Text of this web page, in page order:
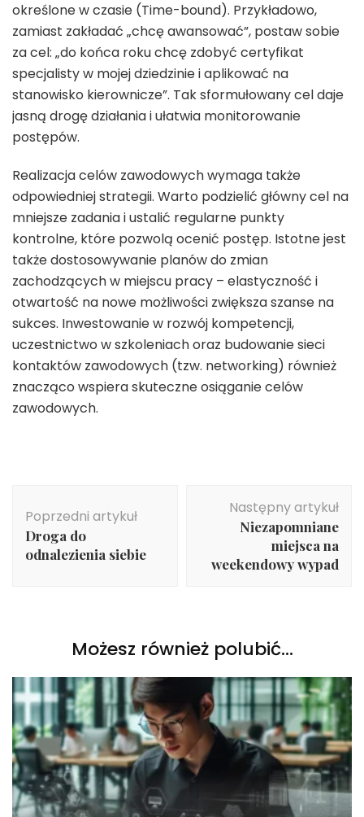
określone w czasie (Time-bound). Przykładowo,
zamiast zakładać „chcę awansować”, postaw sobie
za cel: „do końca roku chcę zdobyć certyfikat
specjalisty w mojej dziedzinie i aplikować na
stanowisko kierownicze”. Tak sformułowany cel daje
jasną drogę działania i ułatwia monitorowanie
postępów.
Realizacja celów zawodowych wymaga także
odpowiedniej strategii. Warto podzielić główny cel na
mniejsze zadania i ustalić regularne punkty
kontrolne, które pozwolą ocenić postęp. Istotne jest
także dostosowywanie planów do zmian
zachodzących w miejscu pracy – elastyczność i
otwartość na nowe możliwości zwiększa szanse na
sukces. Inwestowanie w rozwój kompetencji,
uczestnictwo w szkoleniach oraz budowanie sieci
kontaktów zawodowych (tzw. networking) również
znacząco wspiera skuteczne osiąganie celów
zawodowych.
wpisu
Poprzedni artykuł
Droga do
odnalezienia siebie
Następny artykuł
Niezapomniane
miejsca na
weekendowy wypad
Możesz również polubić…